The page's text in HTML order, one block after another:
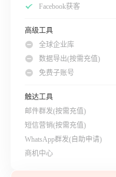
Facebook获客
高级工具
全球企业库
数据导出(按需充值)
免费子账号
触达工具
邮件群发(按需充值)
短信营销(按需充值)
WhatsApp群发(自助申请)
商机中心